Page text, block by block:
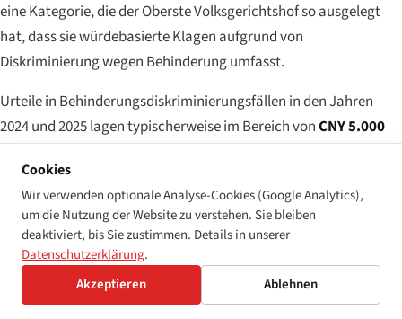
eine Kategorie, die der Oberste Volksgerichtshof so ausgelegt
hat, dass sie würdebasierte Klagen aufgrund von
Diskriminierung wegen Behinderung umfasst.
Urteile in Behinderungsdiskriminierungsfällen in den Jahren
2024 und 2025 lagen typischerweise im Bereich vonCNY 5.000
kleinen Anzahl hochkarätiger Fälle gegen große Online-
Plattformen, dieCNY 100.000–300.000erreichten, wo der
diskriminierende Effekt auf eine Nutzerklasse gut dokumentiert
war und die Plattform informiert worden war, ohne zu sanieren.
Der Zivilgerichtsweg wird seltener beschritten als der CDPF-
Beschwerdekanal — der zwar keinen Schadenersatz direkt
Cookies
Wir verwenden optionale Analyse-Cookies (Google Analytics),
um die Nutzung der Website zu verstehen. Sie bleiben
deaktiviert, bis Sie zustimmen. Details in unserer
Datenschutzerklärung.
Akzeptieren
Ablehnen